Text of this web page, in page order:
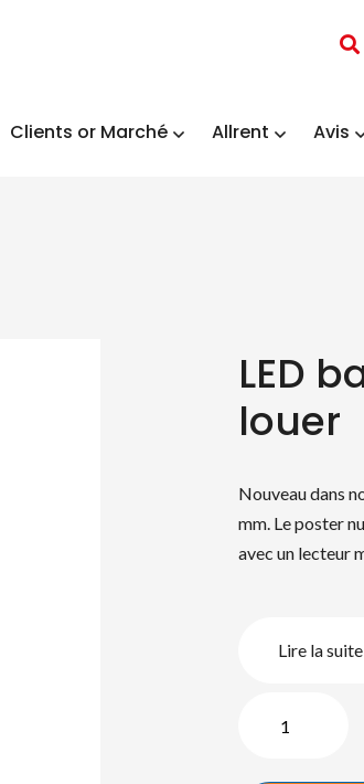
Clients or Marché Allrent Avis
LED
louer
Nouveau dans
mm. Le poster
avec un lecteur
Lire la suite